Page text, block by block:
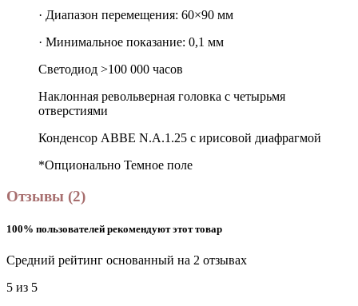
· Диапазон перемещения: 60×90 мм
· Минимальное показание: 0,1 мм
Светодиод >100 000 часов
Наклонная револьверная головка с четырьмя
отверстиями
Конденсор ABBE N.A.1.25 с ирисовой диафрагмой
*Опционально Темное поле
Отзывы (2)
100% пользователей рекомендуют этот товар
Средний рейтинг основанный на 2 отзывах
5 из 5